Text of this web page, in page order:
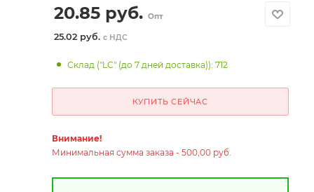
20.85руб. Опт
25.02 руб. с НДС
Склад ("LC" (до 7 дней доставка)): 712
КУПИТЬ СЕЙЧАС
Внимание!
Минимальная сумма заказа - 500,00 руб.